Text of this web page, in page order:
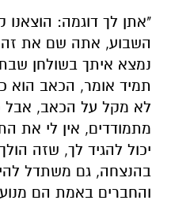
"אתן לך דוגמה:
השבוע, אתה שם את זה
נמצא איתך בשולחן
תמיד אומר, הכאב הוא
לא מקל על הכאב, אבל
מתמודדים, אין לי את
יכול להגיד לך, שזה
בהנצחה, גם משתדל
והחברים באמת הם